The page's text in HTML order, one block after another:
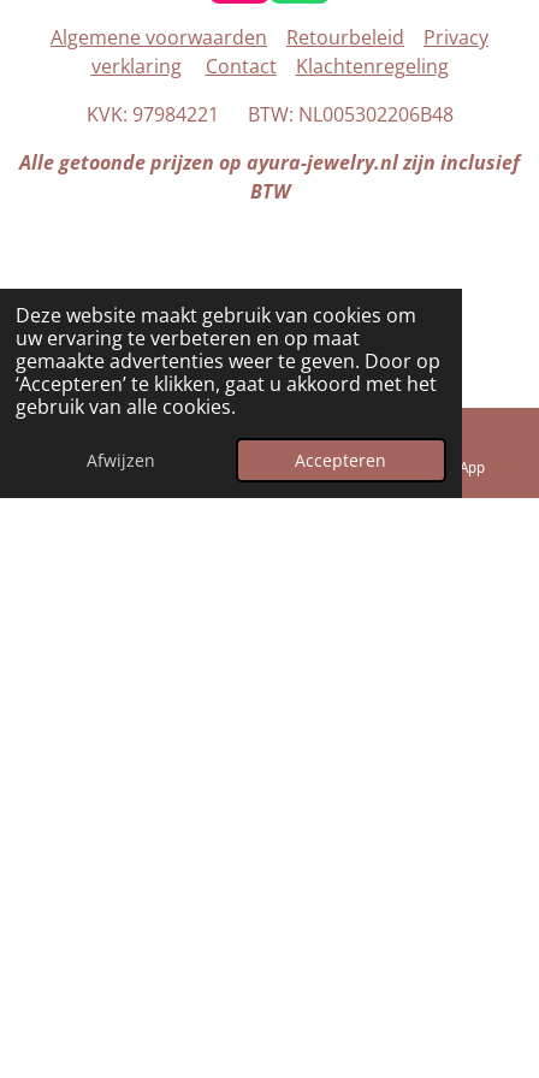
Deze website maakt gebruik van cookies om
uw ervaring te verbeteren en op maat
gemaakte advertenties weer te geven. Door op
‘Accepteren’ te klikken, gaat u akkoord met het
gebruik van alle cookies.
Afwijzen Accepteren
n
s
t
a
g
r
a
h
a
t
s
A
p
Algemene voorwaarden Retourbeleid
Privacy
verklaring
Contact
Klachtenregeling
KVK: 97984221 BTW: NL005302206B48
Alle getoonde prijzen op ayura-jewelry.nl zijn inclusief
BTW
© 2025 - 2026 Ayura Jewelry
E-mailadres Telefoonnummer WhatsApp